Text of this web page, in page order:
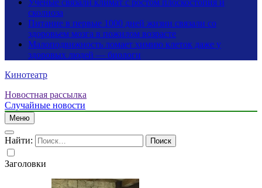
Ученые связали климат с ростом плоскостопия и
сколиоза
Питание в первые 1000 дней жизни связали со
здоровьем мозга в пожилом возрасте
Малоподвижность ломает химию клеток даже у
здоровых людей — биологи
Кинотеатр
Новостная рассылка
Случайные новости
Меню
Найти:
Заголовки